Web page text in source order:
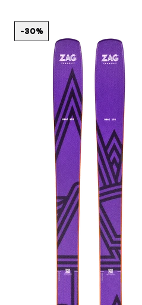
-30%